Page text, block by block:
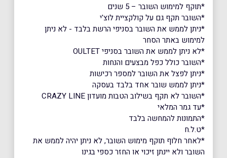
*תוקף למימוש השובר – 5 שנים
ָ*השובר תקף גם על קולקציית לוצ'י
*ניתן לממש את השובר בסניפי הרשת בלבד - לא ניתן
למימוש באתר הסחר
*לא ניתן לממש את השובר בסניפי OULTET
*השובר כולל כפל מבצעים והנחות
*ניתן לפצל את השובר למספר רכישות
*ניתן לממש שובר אחד בלבד בעסקה
ָ*השובר לא תקף בשילוב הטבות מועדון CRAZY LINE
ָָ*עד גמר המלאי
*התמונות להמחשה בלבד
*ט.ל.ח
*לאחר חלוף תוקף מימוש השובר, לא ניתן יהיה לממש את
השובר ולא יינתן זיכוי או החזר כספי בגינו